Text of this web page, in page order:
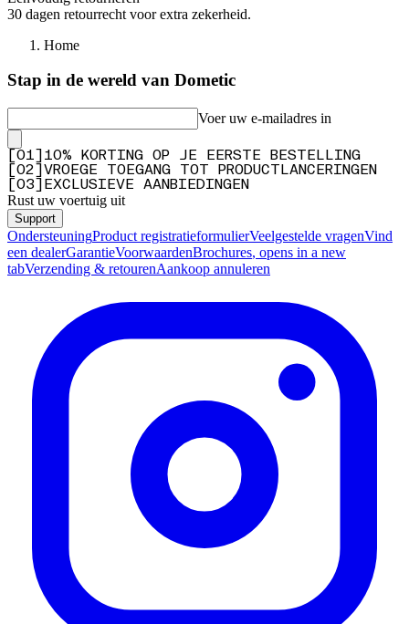
"Very helpful customer service, helped me find exactly what I needed!"
30 dagen retourrecht voor extra zekerheid.
Home
Stap in de wereld van Dometic
Voer uw e-mailadres in
01
10% KORTING OP JE EERSTE BESTELLING
02
VROEGE TOEGANG TOT PRODUCTLANCERINGEN
03 EXCLUSIEVE AANBIEDINGEN
Rust uw voertuig uit
Support
OndersteuningProduct registratieformulierVeelgestelde vragenVind
een dealerGarantieVoorwaardenBrochures, opens in a new
tabVerzending & retourenAankoop annuleren